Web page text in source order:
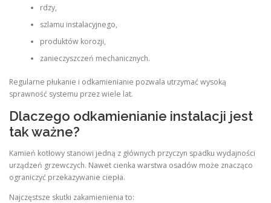
rdzy,
szlamu instalacyjnego,
produktów korozji,
zanieczyszczeń mechanicznych.
Regularne płukanie i odkamienianie pozwala utrzymać wysoką
sprawność systemu przez wiele lat.
Dlaczego odkamienianie instalacji jest
tak ważne?
Kamień kotłowy stanowi jedną z głównych przyczyn spadku wydajności
urządzeń grzewczych. Nawet cienka warstwa osadów może znacząco
ograniczyć przekazywanie ciepła.
Najczęstsze skutki zakamienienia to: